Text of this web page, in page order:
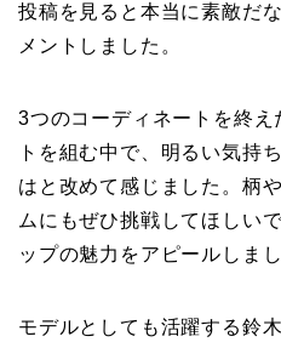
投稿を見ると本当に素敵だ
メントしました。
3つのコーディネートを終
トを組む中で、明るい気持
はと改めて感じました。柄
ムにもぜひ挑戦してほしい
ップの魅力をアピールしまし
モデルとしても活躍する鈴